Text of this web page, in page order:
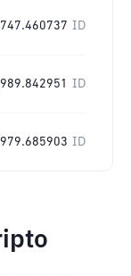
ID
ID
ID